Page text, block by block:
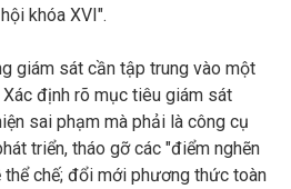
khóa XVI".
giám sát cần tập trung vào một
định rõ mục tiêu giám sát
sai phạm mà phải là công cụ
triển, tháo gỡ các "điểm nghẽn
thể chế; đổi mới phương thức toàn